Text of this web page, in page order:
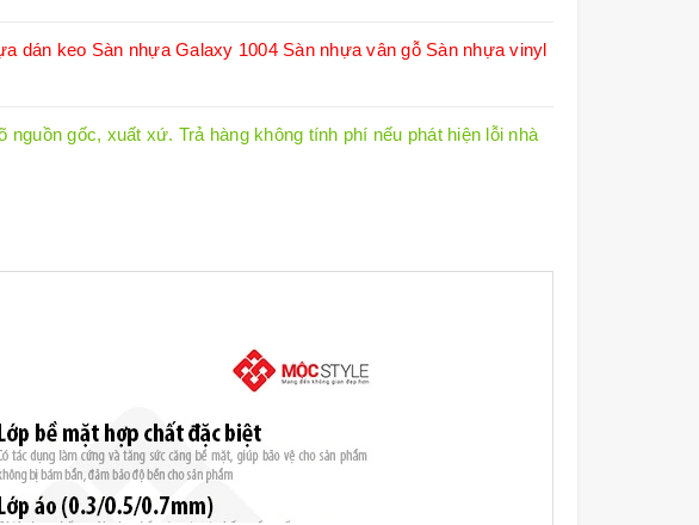
dán keo Sàn nhựa Galaxy 1004 Sàn nhựa vân gỗ Sàn nhựa vinyl
nguồn gốc, xuất xứ. Trả hàng không tính phí nếu phát hiện lỗi nhà